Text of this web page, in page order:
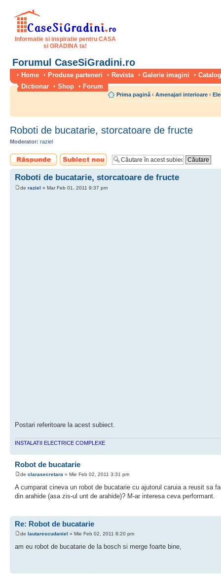
Informatie si inspiratie pentru CASA
si GRADINA ta!
Forumul CaseSiGradini.ro
Home Produse parteneri Revista Galerie imagini
Dictionar
Shop Forum
Prima pagină ‹ Amenajari interioare ‹
Roboti de bucatarie, storcatoare de fructe
Moderator: raziel
Scrie un răspuns
Scrie un subiect
nou
Roboti de bucatarie, storcatoare de fructe
de raziel » Mar Feb 01, 2011 9:37 pm
Postari referitoare la acest subiect.
INSTALATII ELECTRICE COMPLEXE
Robot de bucatarie
de clarasecretara » Mie Feb 02, 2011 3:31 pm
A cumparat cineva un robot de bucatarie cu ajutorul caruia a reusit sa
din arahide (asa zis-ul unt de arahide)? M-ar interesa ceva performant.
Re: Robot de bucatarie
de lautarescudaniel » Mie Feb 02, 2011 8:20 pm
am eu robot de bucatarie de la bosch si merge foarte bine,